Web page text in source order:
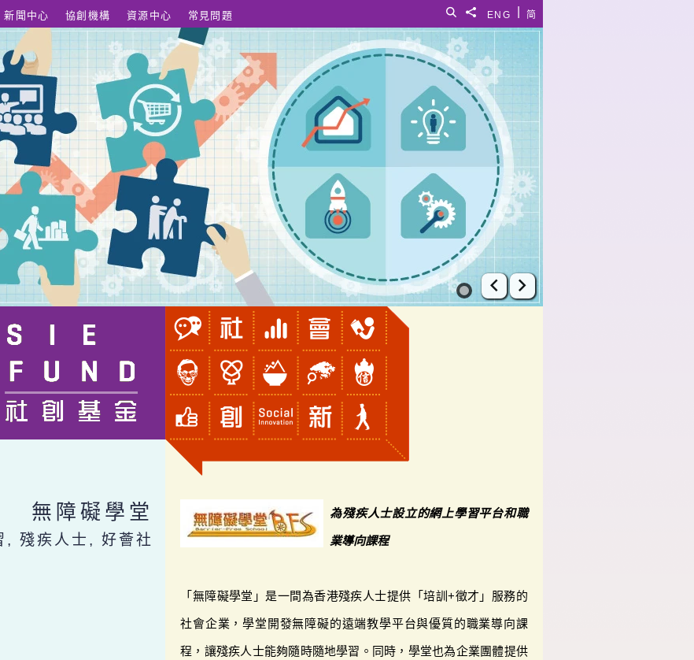
简
ENG
分享給
搜尋
新聞中心 協創機構 資源中心 常見問題
上一張幻燈片
下一張幻燈片
無障礙學堂
, 殘疾人士, 好薈社
為殘疾人士設立的網上學習平台和職
業導向課程
「無障礙學堂」是一間為香港殘疾人士提供「培訓+徵才」服務的
社會企業，學堂開發無障礙的遠端教學平台與優質的職業導向課
程，讓殘疾人士能夠隨時隨地學習。同時，學堂也為企業團體提供